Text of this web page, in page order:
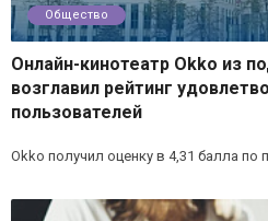
Общество
Онлайн-кинотеатр Okko из
возглавил рейтинг
пользователей
Okko получил оценку в 4,31 балла по